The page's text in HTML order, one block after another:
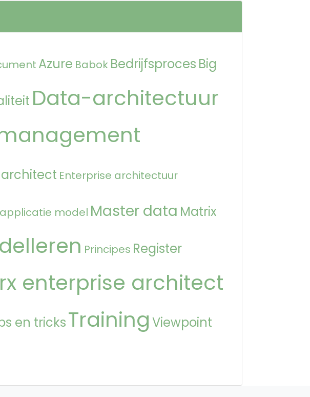
Azure Babok Bedrijfsproces Big
Data-architectuur
architect Enterprise architectuur
model Master data Matrix
Principes Register
enterprise architect
en tricksTraining Viewpoint